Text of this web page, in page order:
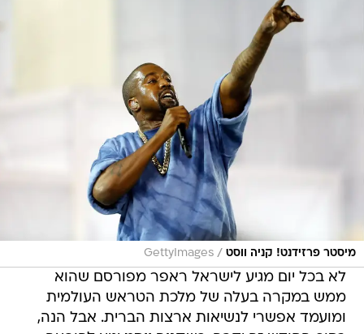
מיסטר פרזידנט! קניה ווסט /
GettyImages
לא בכל יום מגיע לישראל ראפר מפורסם שהוא
ממש במקרה בעלה של מלכת הטראש העולמית
ומועמד אפשרי לנשיאות ארצות הברית. אבל הנה,